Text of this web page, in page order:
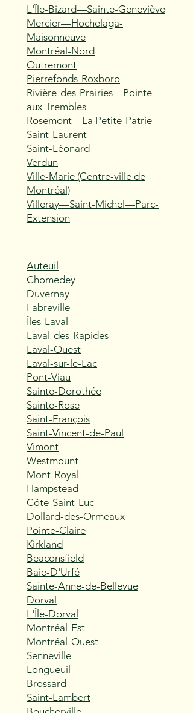
L'Île-Bizard—Sainte-Geneviève
Mercier—Hochelaga-
Maisonneuve
Montréal-Nord
Outremont
Pierrefonds-Roxboro
Rivière-des-Prairies—Pointe-
aux-Trembles
Rosemont—La Petite-Patrie
Saint-Laurent
Saint-Léonard
Verdun
Ville-Marie (Centre-ville de
Montréal)
Villeray—Saint-Michel—Parc-
Extension
Auteuil
Chomedey
Duvernay
Fabreville
Îles-Laval
Laval-des-Rapides
Laval-Ouest
Laval-sur-le-Lac
Pont-Viau
Sainte-Dorothée
Sainte-Rose
Saint-François
Saint-Vincent-de-Paul
Vimont
Westmount
Mont-Royal
Hampstead
Côte-Saint-Luc
Dollard-des-Ormeaux
Pointe-Claire
Kirkland
Beaconsfield
Baie-D'Urfé
Sainte-Anne-de-Bellevue
Dorval
L'Île-Dorval
Montréal-Est
Montréal-Ouest
Senneville
Longueuil
Brossard
Saint-Lambert